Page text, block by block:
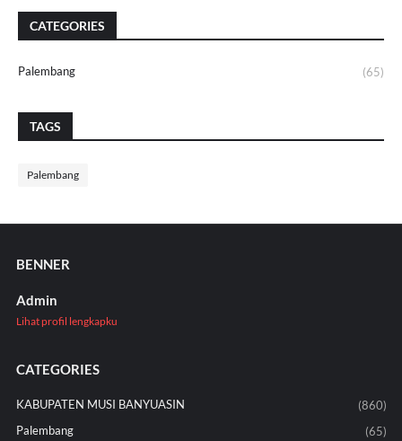
CATEGORIES
Palembang (65)
TAGS
Palembang
BENNER
Admin
Lihat profil lengkapku
CATEGORIES
KABUPATEN MUSI BANYUASIN
(860)
Palembang
(65)